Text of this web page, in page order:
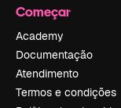
Começar
Academy
Documentação
Atendimento
Termos e condições